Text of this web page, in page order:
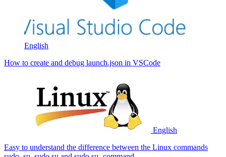
English
How to create and debug launch.json in VSCode
English
Easy to understand the difference between the Linux commands